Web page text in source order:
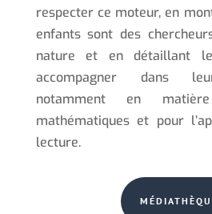
respecter ce moteur, en
enfants sont des
nature et en détaillant
accompagner dans
notamment en
mathématiques et pour
lecture.